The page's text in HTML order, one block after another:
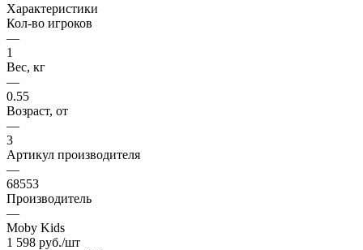
Характеристики
Кол-во игроков
—
1
Вес, кг
—
0.55
Возраст, от
—
3
Артикул производителя
—
68553
Производитель
—
Moby Kids
1 598 руб./шт